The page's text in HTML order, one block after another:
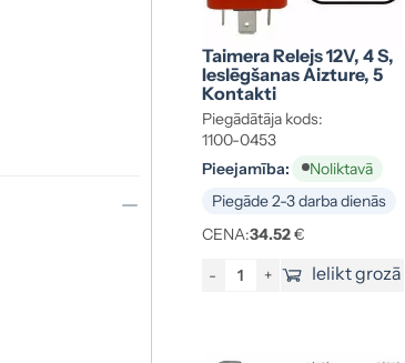
Taimera Relejs 12V, 4 S,
Ieslēgšanas Aizture, 5
Kontakti
Piegādātāja kods:
1100-0453
Pieejamība:
Noliktavā
Piegāde 2-3 darba dienās
CENA:34.52€
- + Ielikt grozā